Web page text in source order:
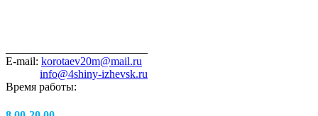
E-mail: korotaev20m@mail.ru
info@4shiny-izhevsk.ru
Время работы: